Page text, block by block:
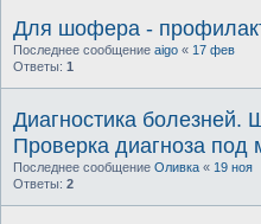
Для шофера -
Последнее сообщение aigo « 17 фев
Ответы: 1
Диагностика болезней.
Проверка диагноза под
Последнее сообщение Оливка « 19 ноя
Ответы: 2